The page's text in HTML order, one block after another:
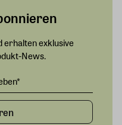
erhalten exklusive
News.